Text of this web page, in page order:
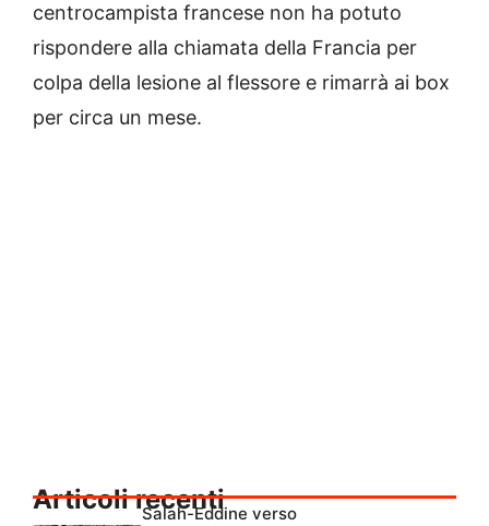
centrocampista francese non ha potuto
rispondere alla chiamata della Francia per
colpa della lesione al flessore e rimarrà ai box
per circa un mese.
Articoli recenti
Salah-Eddine verso